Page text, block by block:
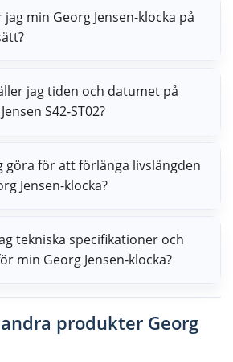
min Georg Jensen-klocka på
jag tiden och datumet på
S42-ST02?
göra för att förlänga livslängden
Jensen-klocka?
tekniska specifikationer och
min Georg Jensen-klocka?
produkter Georg